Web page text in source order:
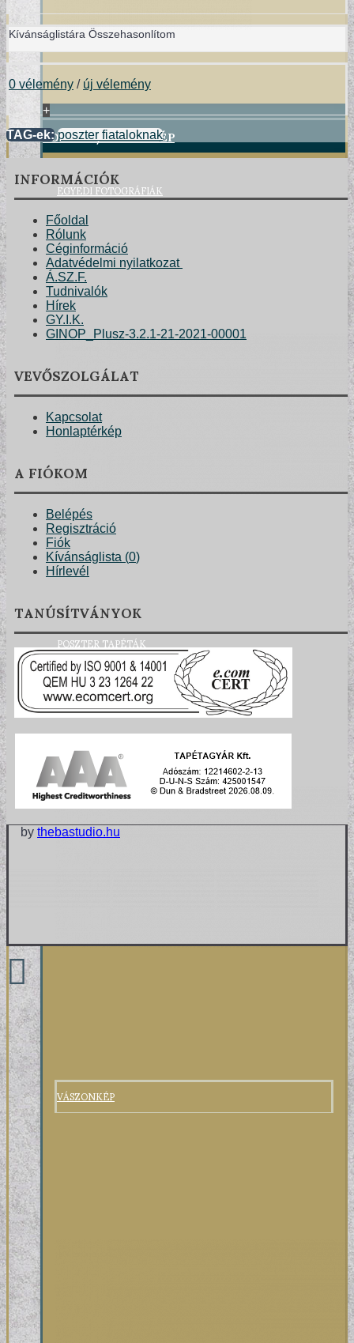
+
POSZTER/VÁSZONKÉP
EGYEDI FOTOGRÁFIÁK
POSZTER TAPÉTÁK
VÁSZONKÉP
Kívánságlistára Összehasonlítom
0 vélemény / új vélemény
TAG-ek: poszter fiataloknak
INFORMÁCIÓK
Főoldal
Rólunk
Céginformáció
Adatvédelmi nyilatkozat
Á.SZ.F.
Tudnivalók
Hírek
GY.I.K.
GINOP_Plusz-3.2.1-21-2021-00001
VEVŐSZOLGÁLAT
Kapcsolat
Honlaptérkép
A FIÓKOM
Belépés
Regisztráció
Fiók
Kívánságlista (0)
Hírlevél
TANÚSÍTVÁNYOK
by thebastudio.hu